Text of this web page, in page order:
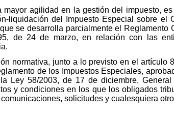
mayor agilidad en la gestión del impuesto,
liquidación del Impuesto Especial sobre el
se desarrolla parcialmente el Reglamento
de 24 de marzo, en relación con las
normativa, junto a lo previsto en el artículo
de los Impuestos Especiales,
Ley 58/2003, de 17 de diciembre,
y condiciones en los que los obligados
solicitudes y cualesquiera